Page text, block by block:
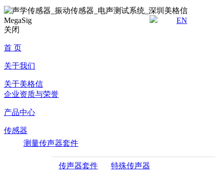
EN
关闭
首 页
关于我们
关于美格信
企业资质与荣誉
产品中心
传感器
测量传声器套件
传声器套件 特殊传声器